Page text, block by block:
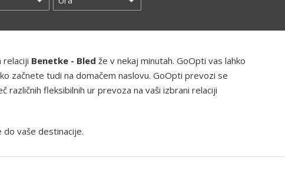
relaciji Benetke - Bled že v nekaj minutah. GoOpti vas lahko
začnete tudi na domačem naslovu. GoOpti prevozi se
fleksibilnih ur prevoza na vaši izbrani relaciji
vaše destinacije.